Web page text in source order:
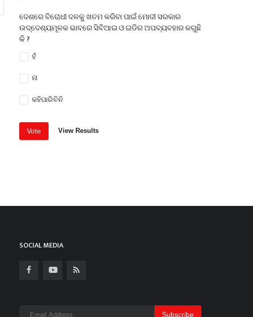
ଦେଶରେ ବିରୋଧୀ ଦଳକୁ ଖତମ କରିବା ପାଇଁ ମୋଦୀ ସରକାର
ଉଦ୍ଦେଶ୍ୟମୂଳକ ଭାବରେ ସିବିଆଇ ଓ ଇଡିର ଅପବ୍ୟବହାର କରୁଛି
କି ?
ହଁ
ନା
କହିପାରିବିନି
Vote View Results
SOCIAL MEDIA
Subscribe